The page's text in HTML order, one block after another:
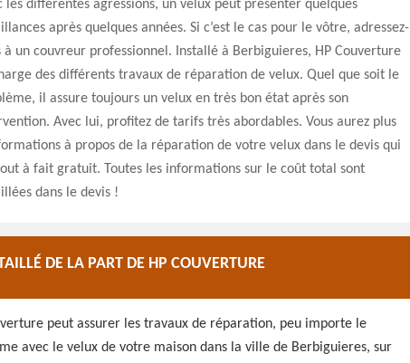
les différentes agressions, un velux peut présenter quelques
après quelques années. Si c’est le cas pour le vôtre, adressez-
à un couvreur professionnel. Installé à Berbiguieres, HP Couverture
des différents travaux de réparation de velux. Quel que soit le
il assure toujours un velux en très bon état après son
Avec lui, profitez de tarifs très abordables. Vous aurez plus
à propos de la réparation de votre velux dans le devis qui
à fait gratuit. Toutes les informations sur le coût total sont
dans le devis !
DE LA PART DE HP COUVERTURE
peut assurer les travaux de réparation, peu importe le
avec le velux de votre maison dans la ville de Berbiguieres, sur